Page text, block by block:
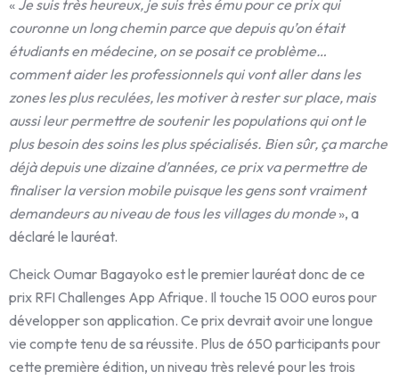
« Je suis très heureux, je suis très ému pour ce prix qui
couronne un long chemin parce que depuis qu’on était
étudiants en médecine, on se posait ce problème…
comment aider les professionnels qui vont aller dans les
zones les plus reculées, les motiver à rester sur place, mais
aussi leur permettre de soutenir les populations qui ont le
plus besoin des soins les plus spécialisés. Bien sûr, ça marche
déjà depuis une dizaine d’années, ce prix va permettre de
finaliser la version mobile puisque les gens sont vraiment
demandeurs au niveau de tous les villages du monde », a
déclaré le lauréat.
Cheick Oumar Bagayoko est le premier lauréat donc de ce
prix RFI Challenges App Afrique. Il touche 15 000 euros pour
développer son application. Ce prix devrait avoir une longue
vie compte tenu de sa réussite. Plus de 650 participants pour
cette première édition, un niveau très relevé pour les trois